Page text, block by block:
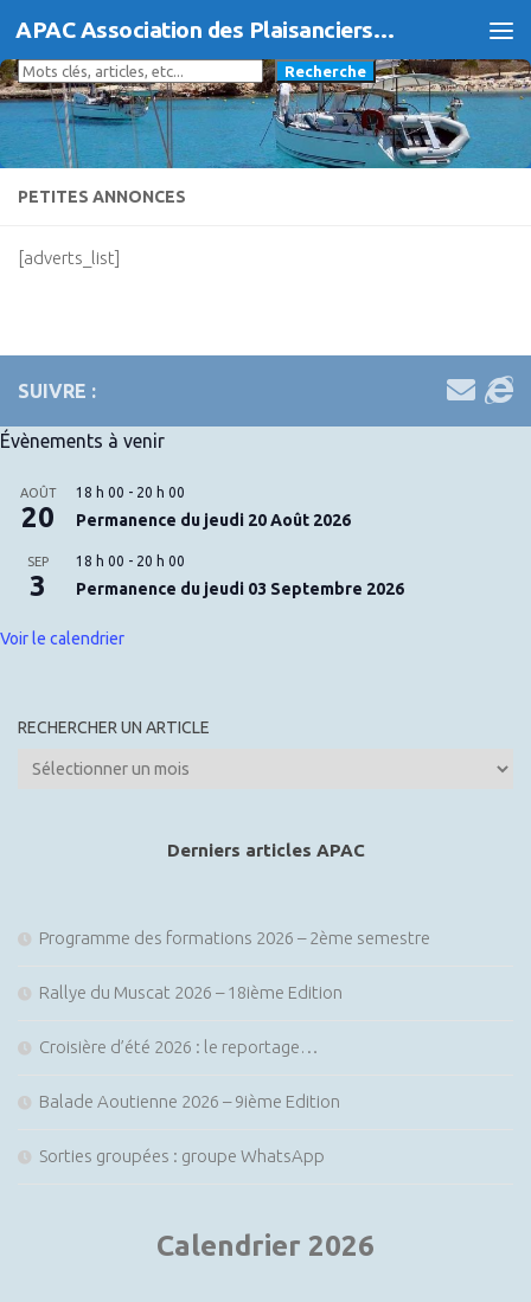
Skip to content APAC Association des Plaisanciers d'Agde et du Cap
Rechercher
Recherche
PETITES ANNONCES
[adverts_list]
SUIVRE :
Évènements à venir
AOÛT
20
18 h 00 - 20 h 00
Permanence du jeudi 20 Août 2026
SEP
3
18 h 00 - 20 h 00
Permanence du jeudi 03 Septembre 2026
Voir le calendrier
RECHERCHER UN ARTICLE
Rechercher
Derniers articles APAC
Programme des formations 2026 – 2ème semestre
Rallye du Muscat 2026 – 18ième Edition
Croisière d’été 2026 : le reportage…
Balade Aoutienne 2026 – 9ième Edition
Sorties groupées : groupe WhatsApp
Calendrier 2026